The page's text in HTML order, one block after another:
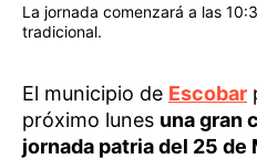
La jornada comenzará a las
tradicional.
El municipio de Escobar
próximo lunes una gran
jornada patria del 25 de